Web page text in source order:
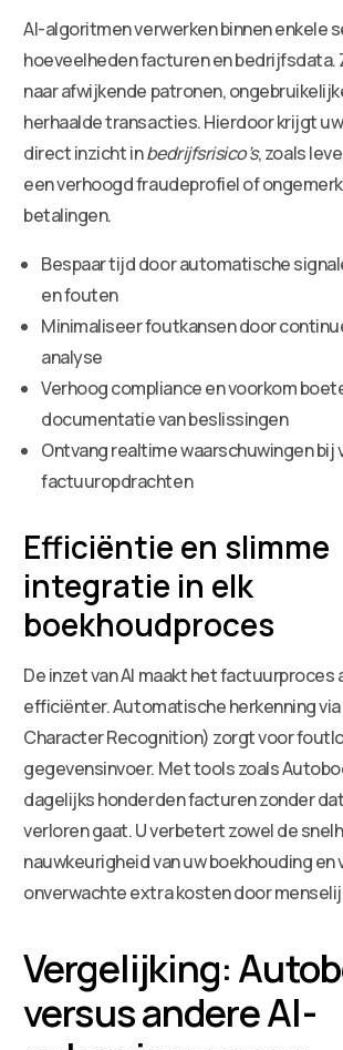
AI-algoritmen verwerken binnen enkele
hoeveelheden facturen en bedrijfsdata.
naar afwijkende patronen,
herhaalde transacties. Hierdoor krijgt
direct inzicht inbedrijfsrisico’s, zoals
een verhoogd fraudeprofiel of
betalingen.
Bespaar tijd door automatische
en fouten
Minimaliseer foutkansen door
analyse
Verhoog compliance en voorkom
documentatie van beslissingen
Ontvang realtime waarschuwingen bij
factuuropdrachten
Efficiëntie en slimme
integratie in elk
boekhoudproces
De inzet van AI maakt het factuurproces
efficiënter. Automatische herkenning via
Character Recognition) zorgt voor
gegevensinvoer. Met tools zoals
dagelijks honderden facturen zonder
verloren gaat. U verbetert zowel de
nauwkeurigheid van uw boekhouding en
onverwachte extra kosten door
Vergelijking:
versus andere AI-